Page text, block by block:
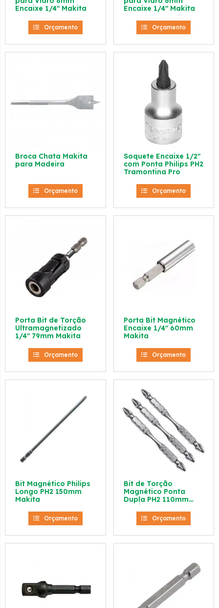
Encaixe 1/4″ Makita
Orçamento
Encaixe 1/4″ Makita
Orçamento
Broca Chata Makita
para Madeira
Orçamento
Soquete Encaixe 1/2″
com Ponta Philips PH2
Tramontina Pro
Orçamento
Porta Bit de Torção
Ultramagnetizado
1/4″ 79mm Makita
Orçamento
Porta Bit Magnético
Encaixe 1/4″ 60mm
Makita
Orçamento
Bit Magnético Philips
Longo PH2 150mm
Makita
Orçamento
Bit de Torção
Magnético Ponta
Dupla PH2 110mm
Makita
Orçamento